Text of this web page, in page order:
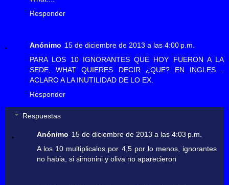
Responder
Anónimo 15 de diciembre de 2013 a las 4:00 p.m.
PARA LOS 10 IGNORANTES QUE HOY FUERON A LA
SEDE, WHAT QUIERES DECIR ¿QUE? EN INGLES....
ACLARO A LA INUTILIDAD DE LO EX.
Responder
Respuestas
Anónimo 15 de diciembre de 2013 a las 4:03 p.m.
A los 10 multiplicalos por 4,5 por lo menos, ignorantes
no habia, si simonini y oliva no aparecieron